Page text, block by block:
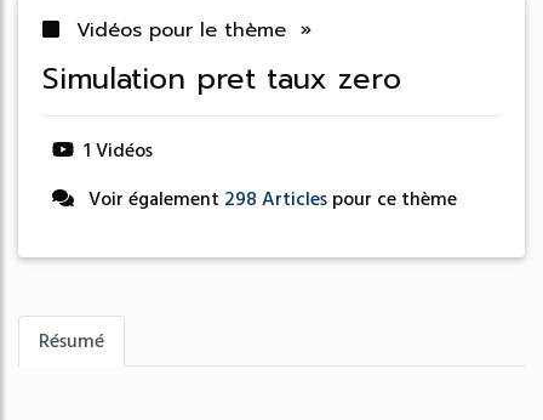
Vidéos pour le thème »
simulation pret taux zero
1 Vidéos
Voir également 298 Articles pour ce thème
Résumé